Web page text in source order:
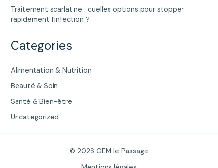
Traitement scarlatine : quelles options pour stopper
rapidement l’infection ?
Categories
Alimentation & Nutrition
Beauté & Soin
Santé & Bien-être
Uncategorized
© 2026 GEM le Passage